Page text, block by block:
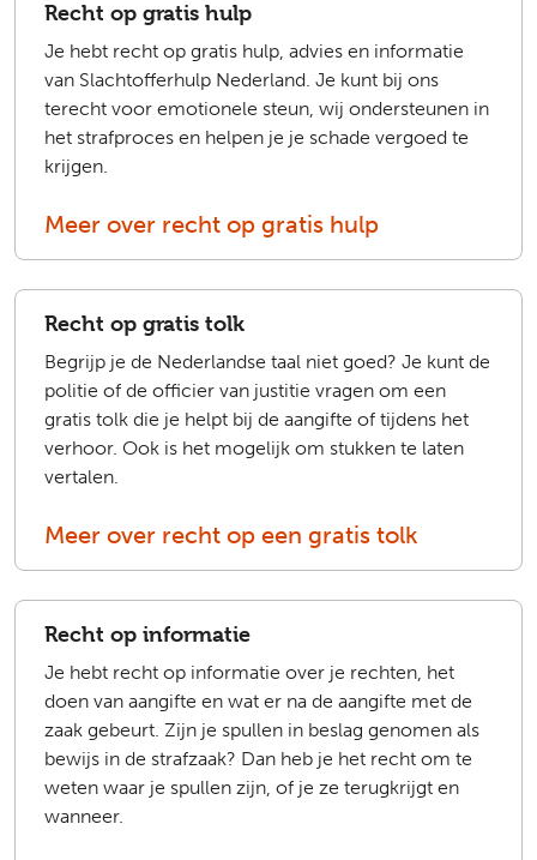
Recht op gratis hulp
Je hebt recht op gratis hulp, advies en informatie
van Slachtofferhulp Nederland. Je kunt bij ons
terecht voor emotionele steun, wij ondersteunen in
het strafproces en helpen je je schade vergoed te
krijgen.
Meer over recht op gratis hulp
Recht op gratis tolk
Begrijp je de Nederlandse taal niet goed? Je kunt de
politie of de officier van justitie vragen om een
gratis tolk die je helpt bij de aangifte of tijdens het
verhoor. Ook is het mogelijk om stukken te laten
vertalen.
Meer over recht op een gratis tolk
Recht op informatie
Je hebt recht op informatie over je rechten, het
doen van aangifte en wat er na de aangifte met de
zaak gebeurt. Zijn je spullen in beslag genomen als
bewijs in de strafzaak? Dan heb je het recht om te
weten waar je spullen zijn, of je ze terugkrijgt en
wanneer.